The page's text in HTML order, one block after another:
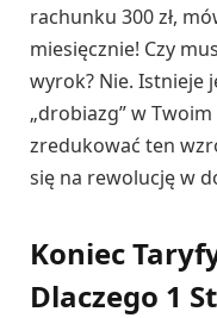
rachunku 300 zł,
miesięcznie! Czy
wyrok? Nie. Istnieje
„drobiazg” w
zredukować ten
się na rewolucję w
Koniec
Dlaczego 1